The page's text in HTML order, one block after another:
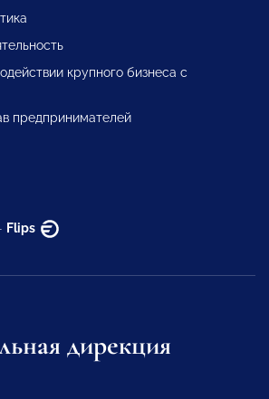
крупного бизнеса с
предпринимателей
Flips
дирекция